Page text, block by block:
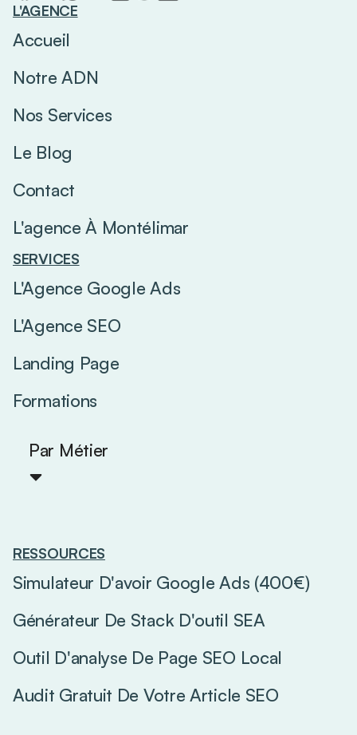
L'AGENCE
Accueil
Notre ADN
Nos Services
Le Blog
Contact
L'agence À Montélimar
SERVICES
L'Agence Google Ads
L'Agence SEO
Landing Page
Formations
Par Métier
RESSOURCES
Simulateur D'avoir Google Ads (400€)
Générateur De Stack D'outil SEA
Outil D'analyse De Page SEO Local
Audit Gratuit De Votre Article SEO